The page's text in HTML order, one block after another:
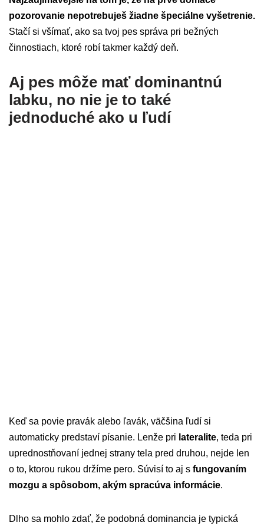
pozorovanie nepotrebuješ žiadne špeciálne vyšetrenie.
Stačí si všímať, ako sa tvoj pes správa pri bežných
činnostiach, ktoré robí takmer každý deň.
Aj pes môže mať dominantnú
labku, no nie je to také
jednoduché ako u ľudí
Keď sa povie pravák alebo ľavák, väčšina ľudí si
automaticky predstaví písanie. Lenže pri lateralite, teda pri
uprednostňovaní jednej strany tela pred druhou, nejde len
o to, ktorou rukou držíme pero. Súvisí to aj s fungovaním
mozgu a spôsobom, akým spracúva informácie.
Dlho sa mohlo zdať, že podobná dominancia je typická